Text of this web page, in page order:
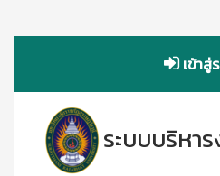
เข้าสู่
ระบบบริหา